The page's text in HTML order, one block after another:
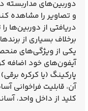
دوربین‌های مداربسته
و تصاویر را مشاهده
دریافتی از دوربین‌ها
برخلاف بسیاری از
یکی از ویژگی‌های
آیفون‌های خود اضافه
پارکینگ (یا کرکره
آن، قابلیت فراخوانی
کلید از داخل واحد،